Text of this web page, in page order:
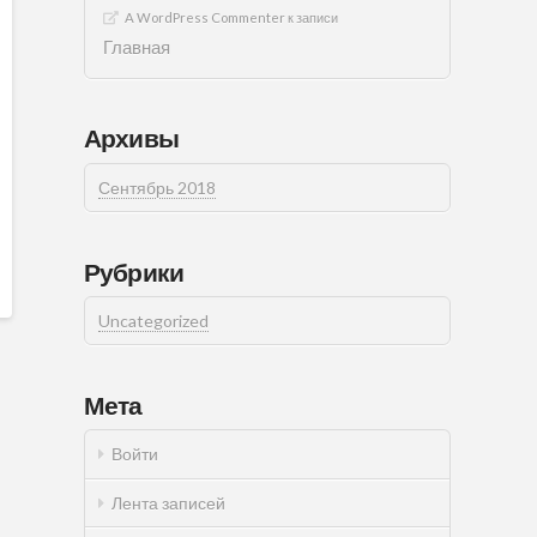
A WordPress Commenterк записи
Главная
Архивы
Сентябрь 2018
Рубрики
Uncategorized
Мета
Войти
Лента записей